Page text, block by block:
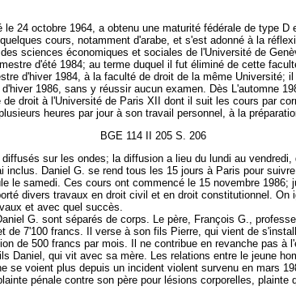
le 24 octobre 1964, a obtenu une maturité fédérale de type D
cours, notamment d'arabe, et s'est adonné à la
sciences économiques et sociales de l'Université de
d'été 1984; au terme duquel il fut éliminé de cette
d'hiver 1984, à la faculté de droit de la même Université;
1986, sans y réussir aucun examen. Dès L'automne
de droit à l'Université de Paris XII dont il suit les cours par
heures par jour à son travail personnel, à la
BGE 114 II 205 S. 206
diffusés sur les ondes; la diffusion a lieu du lundi au vendredi,
inclus. Daniel G. se rend tous les 15 jours à Paris pour
le samedi. Ces cours ont commencé le 15 novembre 1986;
divers travaux en droit civil et en droit constitutionnel. On
et avec quel succès.
G. sont séparés de corps. Le père, François G.,
de 7'100 francs. Il verse à son fils Pierre, qui vient de
de 500 francs par mois. Il ne contribue en revanche pas à
Daniel, qui vit avec sa mère. Les relations entre le jeune
se voient plus depuis un incident violent survenu en mars
pénale contre son père pour lésions corporelles, plainte